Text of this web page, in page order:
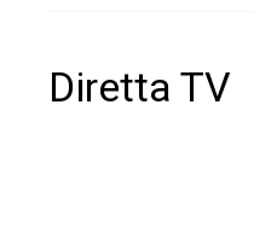
Diretta TV